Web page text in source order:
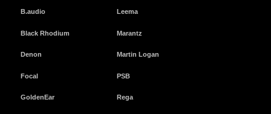
B.audio
Black Rhodium
Denon
Focal
GoldenEar
Leema
Marantz
Martin Logan
PSB
Rega